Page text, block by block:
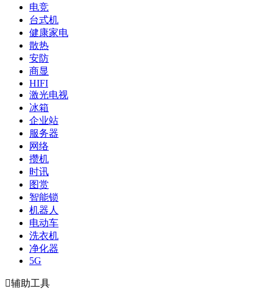
电竞
台式机
健康家电
散热
安防
商显
HIFI
激光电视
冰箱
企业站
服务器
网络
攒机
时讯
图赏
智能锁
机器人
电动车
洗衣机
净化器
5G
辅助工具